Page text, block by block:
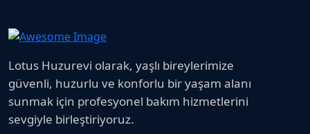
Lotus Huzurevi olarak, yaşlı bireylerimize
güvenli, huzurlu ve konforlu bir yaşam alanı
sunmak için profesyonel bakım hizmetlerini
sevgiyle birleştiriyoruz.